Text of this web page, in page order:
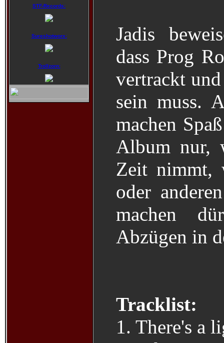
STF-Records:
Sureshotworx:
Trollzorn:
Jadis
dass Prog
vertrackt
sein muss.
machen
Album nur,
Zeit nimmt,
oder
machen
Abzügen in
Tracklist:
1. There's a